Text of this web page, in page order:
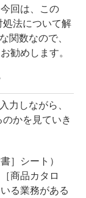
回は、この
処法について解
関数なので、
勧めします。
力しながら、
かを見ていき
］シート）
商品カタロ
る業務がある